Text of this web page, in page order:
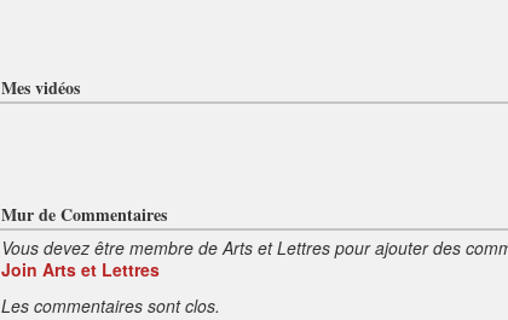
Mes vidéos
Mur de Commentaires
Vous devez être membre de Arts et Lettres pour ajouter des
Join Arts et Lettres
Les commentaires sont clos.